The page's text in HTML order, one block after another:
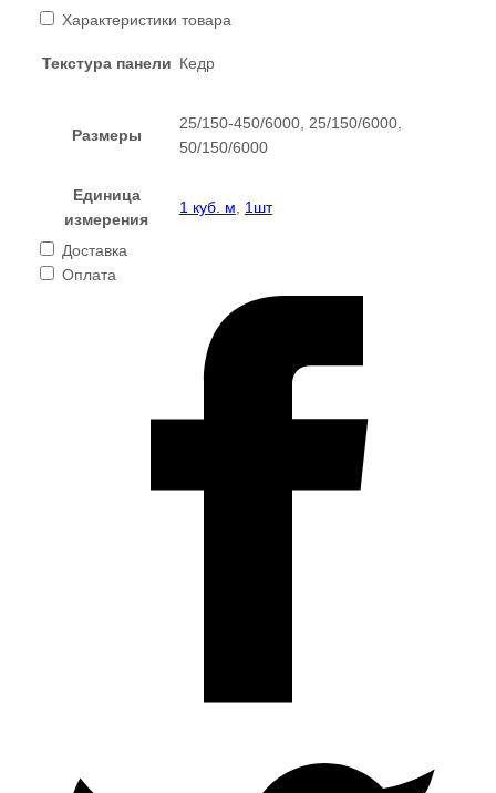
Характеристики товара
Текстура панели Кедр
Размеры
25/150-450/6000, 25/150/6000,
50/150/6000
Единица
измерения
1 куб. м 1шт
Доставка
Оплата